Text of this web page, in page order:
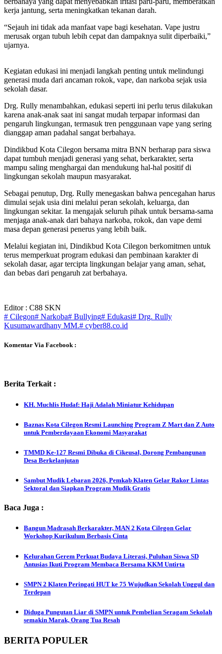
kerja jantung, serta meningkatkan tekanan darah.
“Sejauh ini tidak ada manfaat vape bagi kesehatan. Vape justru
merusak organ tubuh lebih cepat dan dampaknya sulit diperbaiki,”
ujarnya.
Kegiatan edukasi ini menjadi langkah penting untuk melindungi
generasi muda dari ancaman rokok, vape, dan narkoba sejak usia
sekolah dasar.
Drg. Rully menambahkan, edukasi seperti ini perlu terus dilakukan
karena anak-anak saat ini sangat mudah terpapar informasi dan
pengaruh lingkungan, termasuk tren penggunaan vape yang sering
dianggap aman padahal sangat berbahaya.
Dindikbud Kota Cilegon bersama mitra BNN berharap para siswa
dapat tumbuh menjadi generasi yang sehat, berkarakter, serta
mampu saling menghargai dan mendukung hal-hal positif di
lingkungan sekolah maupun masyarakat.
Sebagai penutup, Drg. Rully menegaskan bahwa pencegahan harus
dimulai sejak usia dini melalui peran sekolah, keluarga, dan
lingkungan sekitar. Ia mengajak seluruh pihak untuk bersama-sama
menjaga anak-anak dari bahaya narkoba, rokok, dan vape demi
masa depan generasi penerus yang lebih baik.
Melalui kegiatan ini, Dindikbud Kota Cilegon berkomitmen untuk
terus memperkuat program edukasi dan pembinaan karakter di
sekolah dasar, agar tercipta lingkungan belajar yang aman, sehat,
dan bebas dari pengaruh zat berbahaya.
Editor : C88 SKN
# Cilegon# Narkoba# Bullying# Edukasi# Drg. Rully
Kusumawardhany MM.# cyber88.co.id
Komentar Via Facebook :
Berita Terkait :
KH. Muchlis Hudaf: Haji Adalah Miniatur Kehidupan
Baznas Kota Cilegon Resmi Launching Program Z Mart dan Z Auto
untuk Pemberdayaan Ekonomi Masyarakat
TMMD Ke-127 Resmi Dibuka di Cikeusal, Dorong Pembangunan
Desa Berkelanjutan
Sambut Mudik Lebaran 2026, Pemkab Klaten Gelar Rakor Lintas
Sektoral dan Siapkan Program Mudik Gratis
Baca Juga :
Bangun Madrasah Berkarakter, MAN 2 Kota Cilegon Gelar
Workshop Kurikulum Berbasis Cinta
Kelurahan Gerem Perkuat Budaya Literasi, Puluhan Siswa SD
Antusias Ikuti Program Membaca Bersama KKM Untirta
SMPN 2 Klaten Peringati HUT ke 75 Wujudkan Sekolah Unggul dan
Terdepan
Diduga Pungutan Liar di SMPN untuk Pembelian Seragam Sekolah
semakin Marak, Orang Tua Resah
BERITA POPULER